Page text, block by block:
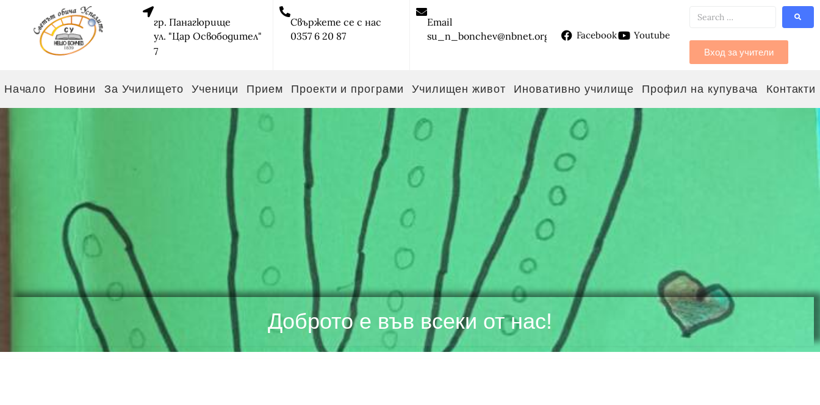
гр. Панагюрище
ул. "Цар Освободител"
7
Свържете се с нас
0357 6 20 87
Email
su_n_bonchev@nbnet.org
Facebook Youtube
Вход за учители
Начало Новини За Училището Ученици Прием Проекти и програми Училищен живот Иновативно училище Профил на купувача Контакти
Доброто е във всеки от нас!